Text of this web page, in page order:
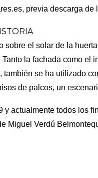
es, previa descarga
sobre el solar de la
Tanto la fachada como el
, también se ha utilizado
de palcos, un
actualmente todos los
Miguel Verdú Belmonte